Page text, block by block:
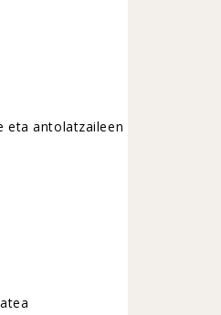
eta antolatzaileen